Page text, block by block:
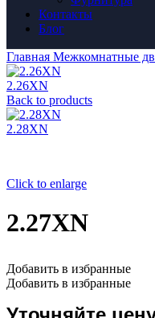
Контакты
Блог
Главная Межкомнатные
2.26XN
Back to products
2.28XN
Click to enlarge
2.27XN
Добавить в избранные
Добавить в избранные